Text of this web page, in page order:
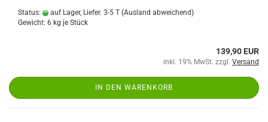
Status: auf Lager, Liefer. 3-5 T (Ausland abweichend)
Gewicht: 6 kg je Stück
139,90 EUR
inkl. 19% MwSt. zzgl. Versand
IN DEN WARENKORB